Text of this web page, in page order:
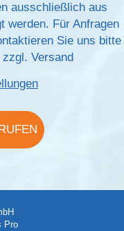
ausschließlich aus
werden. Für Anfragen
Sie uns bitte
zzgl. Versand
Pro